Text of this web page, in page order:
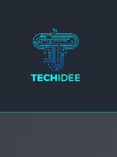
inhoud